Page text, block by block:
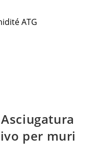
per muri